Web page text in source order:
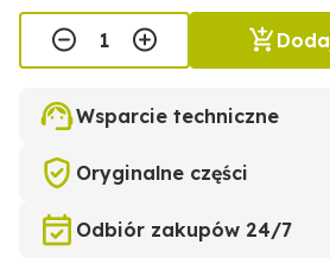
Wsparcie techniczne
Oryginalne części
Odbiór zakupów 24/7